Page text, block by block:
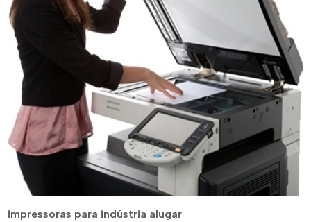
impressoras para indústria alugar